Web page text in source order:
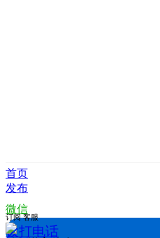
首页
发布
微信
拨打电话
订阅 客服